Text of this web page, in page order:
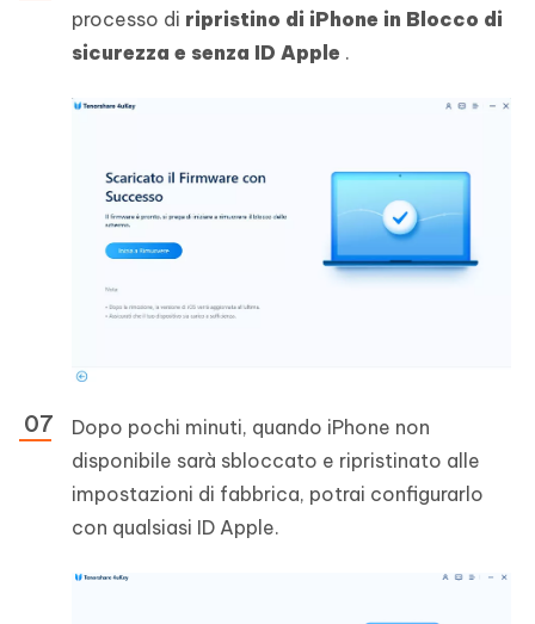
processo di ripristino di iPhone in Blocco di
sicurezza e senza ID Apple .
Dopo pochi minuti, quando iPhone non
disponibile sarà sbloccato e ripristinato alle
impostazioni di fabbrica, potrai configurarlo
con qualsiasi ID Apple.